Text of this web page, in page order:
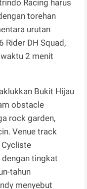
Racing harus
torehan
urutan
Rider DH Squad,
2 menit
Bukit Hijau
obstacle
rock garden,
Venue track
tingkat
tahun
menyebut